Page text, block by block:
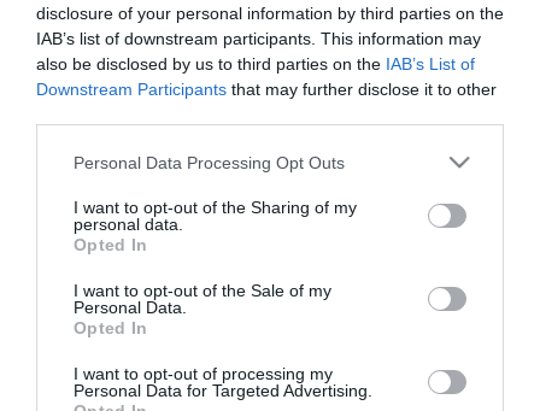
disclosure of your personal information by third parties on the
IAB’s list of downstream participants. This information may
also be disclosed by us to third parties on the IAB’s List of
Downstream Participants that may further disclose it to other
Please note that this website/app uses one or more Google
not limited to your visit or usage behaviour. You may click to
grant or deny consent to Google and its third-party tags to
use your data for below specified purposes in below Google
consent section.
Personal Data Processing Opt Outs
I want to opt-out of the Sharing of my
personal data.
Opted In
I want to opt-out of the Sale of my
Personal Data.
Opted In
I want to opt-out of processing my
Personal Data for Targeted Advertising.